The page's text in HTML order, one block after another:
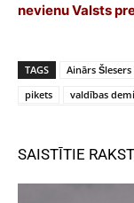
nevienu Valsts
TAGS Ainārs Šlesers
pikets
valdības
SAISTĪTIE